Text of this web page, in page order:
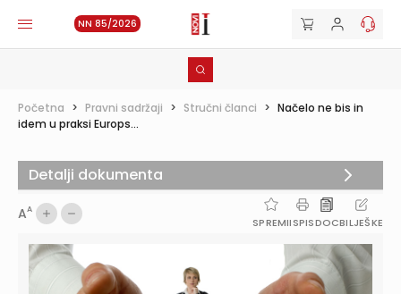
NN 85/2026
Početna > Pravni sadržaji > Stručni članci > Načelo ne bis in
idem u praksi Europs...
AA
SPREMIISPISDOCBILJEŠKE
Detalji dokumenta